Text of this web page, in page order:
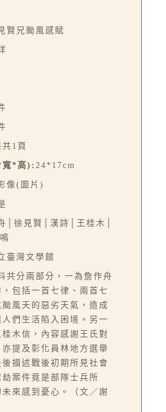
賢兄颱風感賦
共1頁
寬*高): 24*17cm
像(圖片)
│徐見賢│漢詩│王桂木│
臺灣文學館
共分兩部分，一為詹作舟
包括一首七律、兩首七
風天的惡劣天氣，造成
們生活陷入困境。另一
木信，內容感謝王氏對
提及彰化員林地方選舉
描述戰後初期所見社會
案件竟是部隊士兵所
來感到憂心。（文／謝